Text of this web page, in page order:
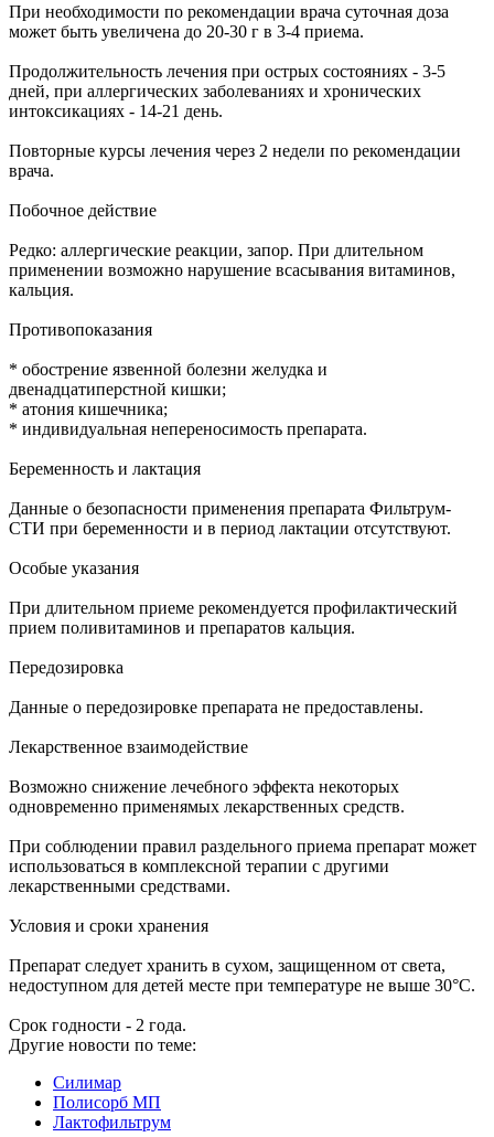
При необходимости по рекомендации врача суточная доза
может быть увеличена до 20-30 г в 3-4 приема.
Продолжительность лечения при острых состояниях - 3-5
дней, при аллергических заболеваниях и хронических
интоксикациях - 14-21 день.
Повторные курсы лечения через 2 недели по рекомендации
врача.
Побочное действие
Редко: аллергические реакции, запор. При длительном
применении возможно нарушение всасывания витаминов,
кальция.
Противопоказания
* обострение язвенной болезни желудка и
двенадцатиперстной кишки;
* атония кишечника;
* индивидуальная непереносимость препарата.
Беременность и лактация
Данные о безопасности применения препарата Фильтрум-
СТИ при беременности и в период лактации отсутствуют.
Особые указания
При длительном приеме рекомендуется профилактический
прием поливитаминов и препаратов кальция.
Передозировка
Данные о передозировке препарата не предоставлены.
Лекарственное взаимодействие
Возможно снижение лечебного эффекта некоторых
одновременно применямых лекарственных средств.
При соблюдении правил раздельного приема препарат может
использоваться в комплексной терапии с другими
лекарственными средствами.
Условия и сроки хранения
Препарат следует хранить в сухом, защищенном от света,
недоступном для детей месте при температуре не выше 30°С.
Срок годности - 2 года.
Другие новости по теме:
Силимар
Полисорб МП
Лактофильтрум